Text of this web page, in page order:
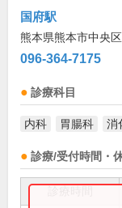
国府駅
熊本県熊本市中央
096-364-7175
診療科目
内科 胃腸科 消
診療/受付時間・